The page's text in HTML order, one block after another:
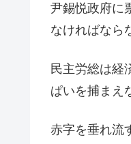
尹錫悦政府に
なければなら
民主労総は経
ぱいを捕まえ
赤字を垂れ流